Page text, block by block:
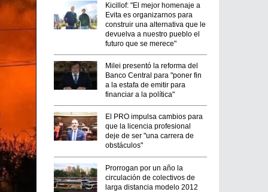
Kicillof: "El mejor homenaje a
Evita es organizarnos para
construir una alternativa que le
devuelva a nuestro pueblo el
futuro que se merece"
Milei presentó la reforma del
Banco Central para "poner fin
a la estafa de emitir para
financiar a la política"
El PRO impulsa cambios para
que la licencia profesional
deje de ser "una carrera de
obstáculos"
Prorrogan por un año la
circulación de colectivos de
larga distancia modelo 2012